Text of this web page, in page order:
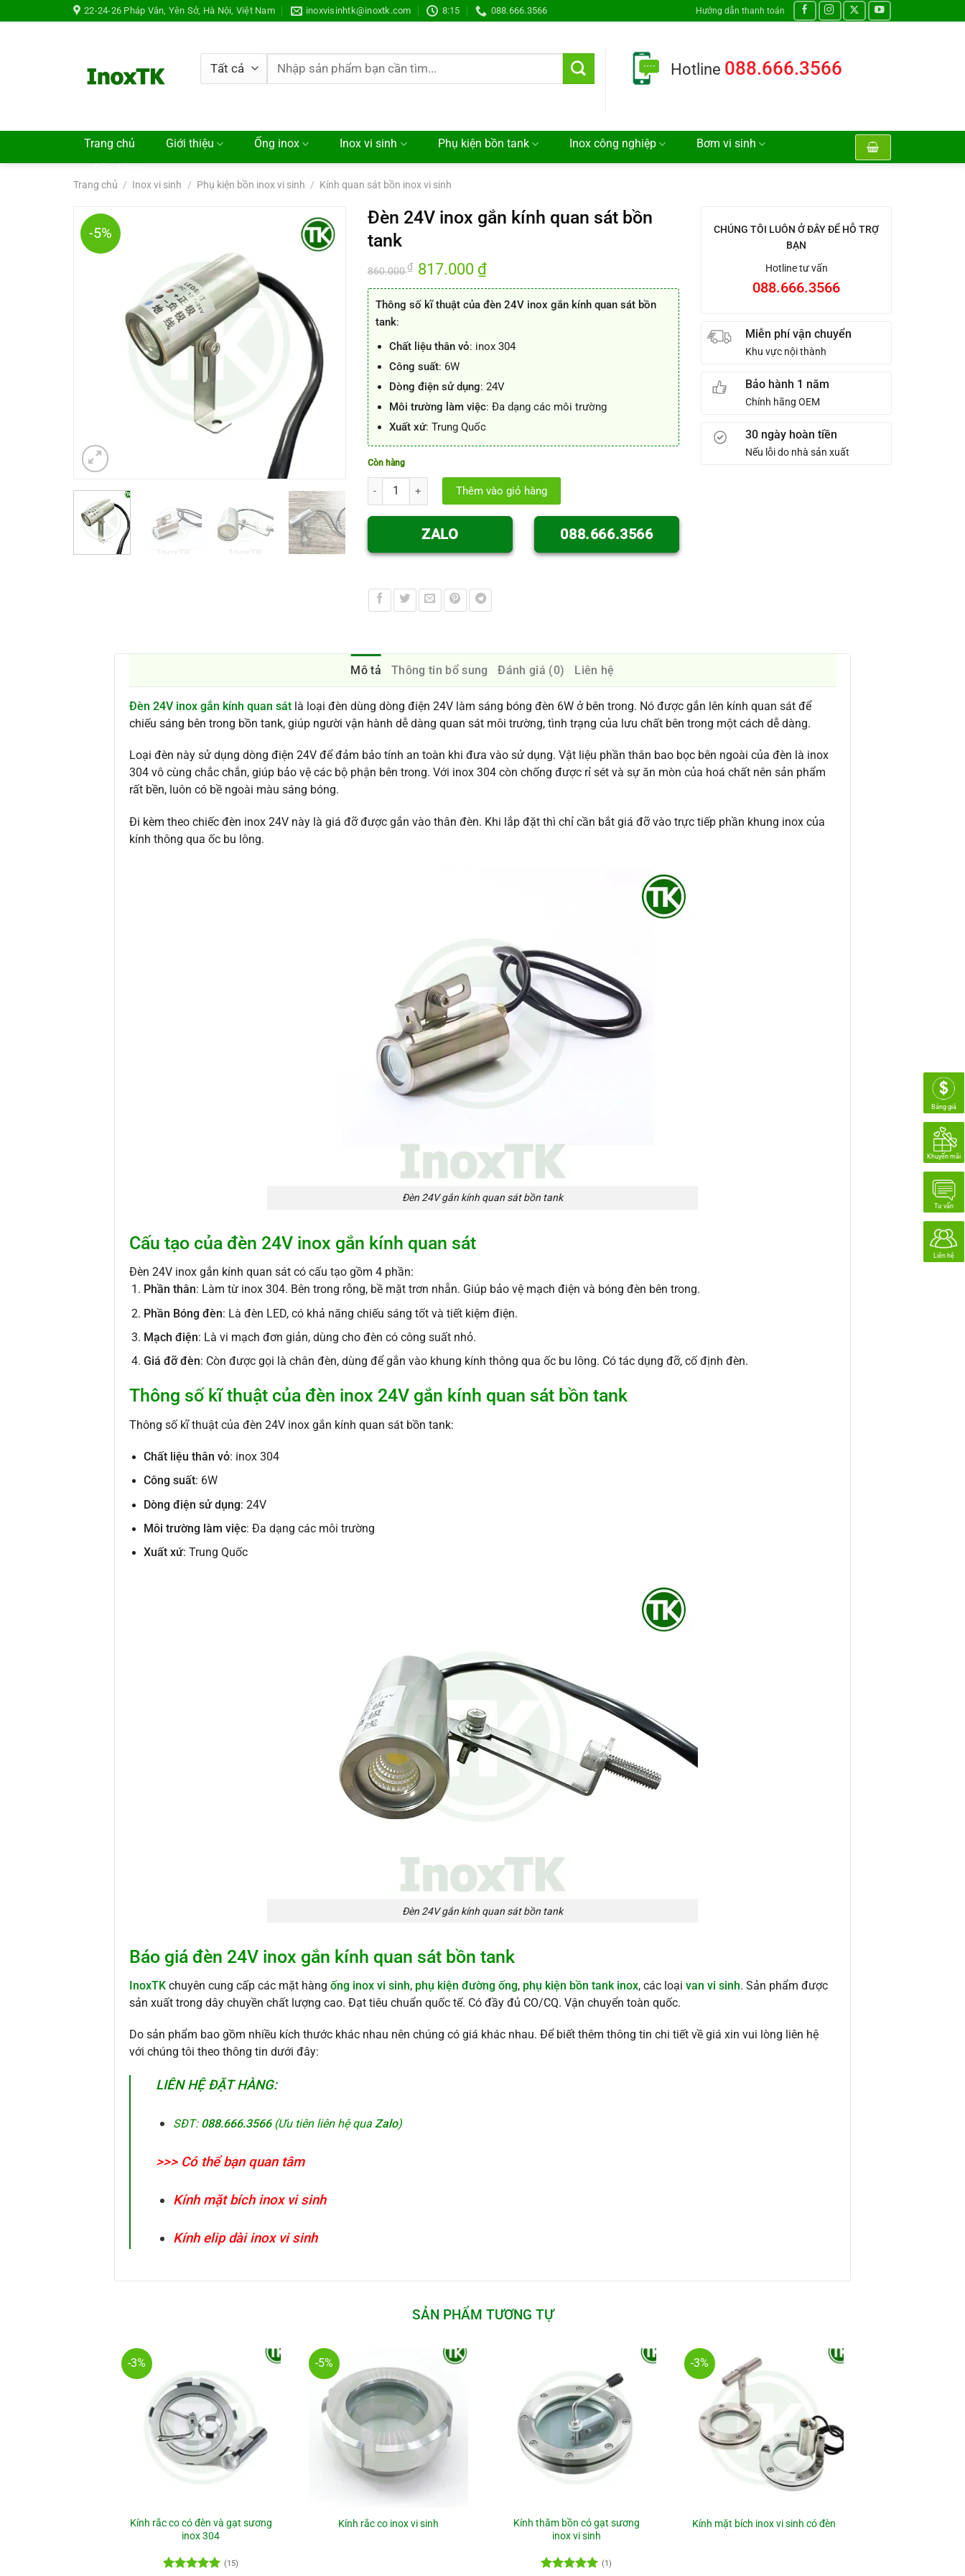
đến
22-24-26 Pháp Vân, Yên Sở, Hà Nội, Việt Nam inoxvisinhtk@inoxtk.com 8:15 088.666.3566 Hướng dẫn thanh toán
Tìm
kiếm:
Hotline 088.666.3566
Trang chủ Giới thiệu Ống inox Inox vi sinh Phụ kiện bồn tank Inox công nghiệp
Bơm vi sinh
Trang chủ / Inox vi sinh / Phụ kiện bồn inox vi sinh / Kính quan sát bồn inox vi sinh
-5%
Đèn 24V inox gắn kính quan sát bồn
tank
860.000₫ Giá
gốc
là:
817.000 ₫Giá
hiện
tại
817.000 ₫.
Thông số kĩ thuật của đèn 24V inox gắn kính quan sát bồn
tank:
Chất liệu thân vỏ: inox 304
Công suất: 6W
Dòng điện sử dụng: 24V
Môi trường làm việc: Đa dạng các môi trường
Xuất xứ: Trung Quốc
Còn hàng
Đèn 24V inox gắn kính quan sát bồn tank số lượng
Thêm vào giỏ hàng
ZALO 088.666.3566
CHÚNG TÔI LUÔN Ở ĐÂY ĐỂ HỖ TRỢ
BẠN
Hotline tư vấn
088.666.3566
Miễn phí vận chuyển
Khu vực nội thành
Bảo hành 1 năm
Chính hãng OEM
30 ngày hoàn tiền
Nếu lỗi do nhà sản xuất
Mô tả Thông tin bổ sung Đánh giá (0) Liên hệ
Đèn 24V inox gắn kính quan sát là loại đèn dùng dòng điện 24V làm sáng bóng đèn 6W ở bên trong. Nó được gắn lên kính quan sát để
chiếu sáng bên trong bồn tank, giúp người vận hành dễ dàng quan sát môi trường, tình trạng của lưu chất bên trong một cách dễ dàng.
Loại đèn này sử dụng dòng điện 24V để đảm bảo tính an toàn khi đưa vào sử dụng. Vật liệu phần thân bao bọc bên ngoài của đèn là inox
304 vô cùng chắc chắn, giúp bảo vệ các bộ phận bên trong. Với inox 304 còn chống được rỉ sét và sự ăn mòn của hoá chất nên sản phẩm
rất bền, luôn có bề ngoài màu sáng bóng.
Đi kèm theo chiếc đèn inox 24V này là giá đỡ được gắn vào thân đèn. Khi lắp đặt thì chỉ cần bắt giá đỡ vào trực tiếp phần khung inox của
kính thông qua ốc bu lông.
Đèn 24V gắn kính quan sát bồn tank
Cấu tạo của đèn 24V inox gắn kính quan sát
Đèn 24V inox gắn kính quan sát có cấu tạo gồm 4 phần:
Phần thân: Làm từ inox 304. Bên trong rỗng, bề mặt trơn nhẵn. Giúp bảo vệ mạch điện và bóng đèn bên trong.
Phần Bóng đèn: Là đèn LED, có khả năng chiếu sáng tốt và tiết kiệm điện.
Mạch điện: Là vi mạch đơn giản, dùng cho đèn có công suất nhỏ.
Giá đỡ đèn: Còn được gọi là chân đèn, dùng để gắn vào khung kính thông qua ốc bu lông. Có tác dụng đỡ, cố định đèn.
Thông số kĩ thuật của đèn inox 24V gắn kính quan sát bồn tank
Thông số kĩ thuật của đèn 24V inox gắn kính quan sát bồn tank:
Chất liệu thân vỏ: inox 304
Công suất: 6W
Dòng điện sử dụng: 24V
Môi trường làm việc: Đa dạng các môi trường
Xuất xứ: Trung Quốc
Đèn 24V gắn kính quan sát bồn tank
Báo giá đèn 24V inox gắn kính quan sát bồn tank
InoxTK chuyên cung cấp các mặt hàng ống inox vi sinh, phụ kiện đường ống, phụ kiện bồn tank inox, các loại van vi sinh. Sản phẩm được
sản xuất trong dây chuyền chất lượng cao. Đạt tiêu chuẩn quốc tế. Có đầy đủ CO/CQ. Vận chuyển toàn quốc.
Do sản phẩm bao gồm nhiều kích thước khác nhau nên chúng có giá khác nhau. Để biết thêm thông tin chi tiết về giá xin vui lòng liên hệ
với chúng tôi theo thông tin dưới đây:
LIÊN HỆ ĐẶT HÀNG:
SĐT: 088.666.3566(Ưu tiên liên hệ quaZalo)
>>> Có thể bạn quan tâm
Kính mặt bích inox vi sinh
Kính elip dài inox vi sinh
SẢN PHẨM TƯƠNG TỰ
-3%
Kính rắc co có đèn và gạt sương
inox 304
(15)
-5%
Kính rắc co inox vi sinh
Kính thăm bồn có gạt sương
inox vi sinh
(1)
-3%
Kính mặt bích inox vi sinh có đèn
Bảng giá
Khuyến mãi
Tư vấn
Liên hệ